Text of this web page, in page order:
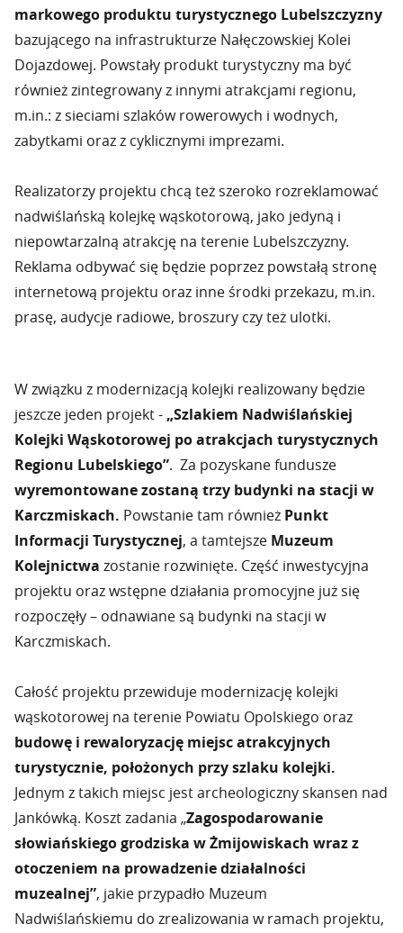
markowego produktu turystycznego Lubelszczyzny
bazującego na infrastrukturze Nałęczowskiej Kolei
Dojazdowej. Powstały produkt turystyczny ma być
również zintegrowany z innymi atrakcjami regionu,
m.in.: z sieciami szlaków rowerowych i wodnych,
zabytkami oraz z cyklicznymi imprezami.
Realizatorzy projektu chcą też szeroko rozreklamować
nadwiślańską kolejkę wąskotorową, jako jedyną i
niepowtarzalną atrakcję na terenie Lubelszczyzny.
Reklama odbywać się będzie poprzez powstałą stronę
internetową projektu oraz inne środki przekazu, m.in.
prasę, audycje radiowe, broszury czy też ulotki.
W związku z modernizacją kolejki realizowany będzie
jeszcze jeden projekt - „Szlakiem Nadwiślańskiej
Kolejki Wąskotorowej po atrakcjach turystycznych
Regionu Lubelskiego”. Za pozyskane fundusze
wyremontowane zostaną trzy budynki na stacji w
Karczmiskach. Powstanie tam również Punkt
Informacji Turystycznej, a tamtejsze Muzeum
Kolejnictwa zostanie rozwinięte. Część inwestycyjna
projektu oraz wstępne działania promocyjne już się
rozpoczęły – odnawiane są budynki na stacji w
Karczmiskach.
Całość projektu przewiduje modernizację kolejki
wąskotorowej na terenie Powiatu Opolskiego oraz
budowę i rewaloryzację miejsc atrakcyjnych
turystycznie, położonych przy szlaku kolejki.
Jednym z takich miejsc jest archeologiczny skansen nad
Jankówką. Koszt zadania „Zagospodarowanie
słowiańskiego grodziska w Żmijowiskach wraz z
otoczeniem na prowadzenie działalności
muzealnej”, jakie przypadło Muzeum
Nadwiślańskiemu do zrealizowania w ramach projektu,